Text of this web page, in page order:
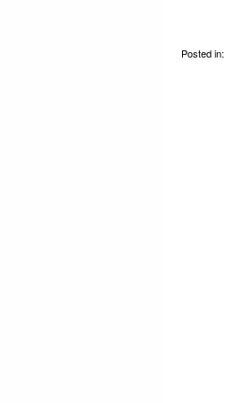
Posted in: